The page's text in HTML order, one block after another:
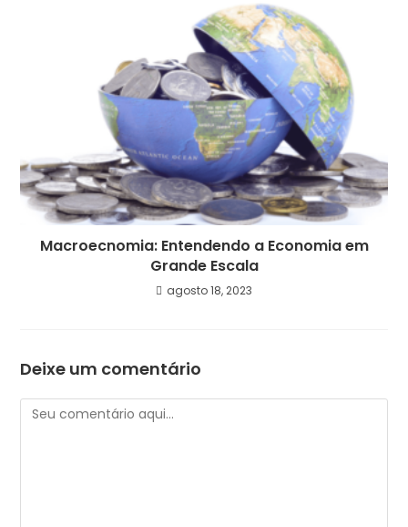
Macroecnomia: Entendendo a Economia em
Grande Escala
agosto 18, 2023
Deixe um comentário